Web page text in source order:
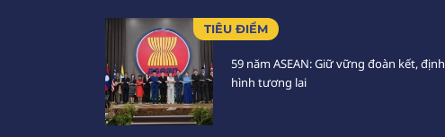
TIÊU ĐIỂM
59 năm ASEAN: Giữ vững đoàn kết, định
hình tương lai